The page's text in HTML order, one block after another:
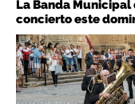
La Banda
concierto este